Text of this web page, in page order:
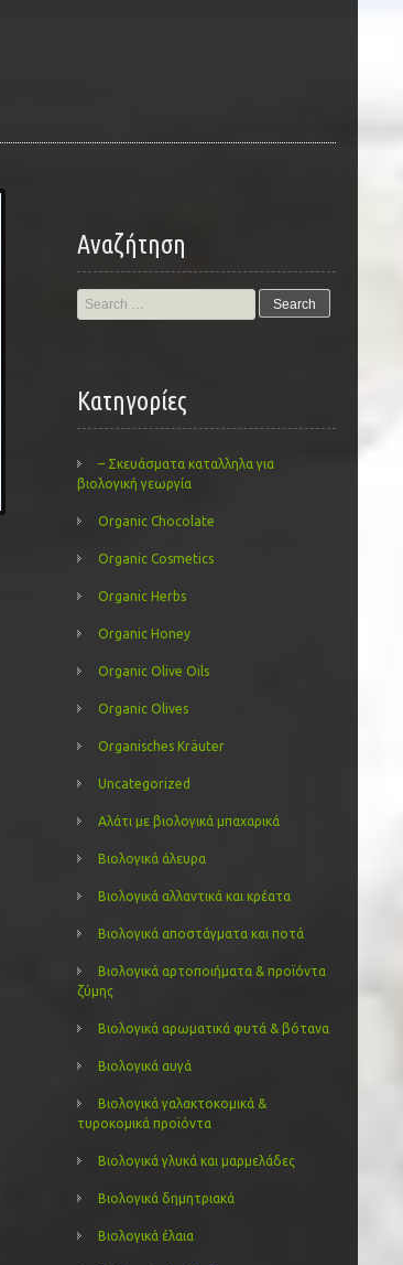
Αναζήτηση
Search
for:
Kατηγορίες
– Σκευάσματα καταλληλα για
βιολογική γεωργία
Organic Chocolate
Organic Cosmetics
Organic Herbs
Organic Honey
Organic Olive Oils
Organic Olives
Organisches Kräuter
Uncategorized
Αλάτι με βιολογικά μπαχαρικά
Βιολογικά άλευρα
Βιολογικά αλλαντικά και κρέατα
Βιολογικά αποστάγματα και ποτά
Βιολογικά αρτοποιήματα & προϊόντα
ζύμης
Βιολογικά αρωματικά φυτά & βότανα
Βιολογικά αυγά
Βιολογικά γαλακτοκομικά &
τυροκομικά προϊόντα
Βιολογικά γλυκά και μαρμελάδες
Βιολογικά δημητριακά
Βιολογικά έλαια